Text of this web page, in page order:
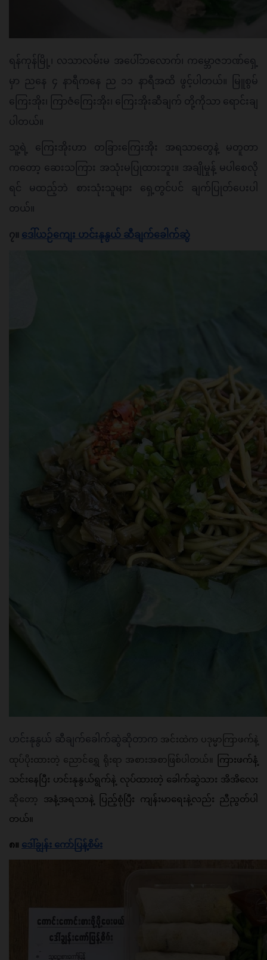
ရန်ကုန်မြို့၊ လသာလမ်းမ အပေါ်ဘလောက်၊ ကမ္ဘောဇဘဏ်ရှေ့
မှာ ညနေ ၄ နာရီကနေ ည ၁၁ နာရီအထိ ဖွင့်ပါတယ်။ မြူစွမ်
ကြေးအိုး၊ ကြာဇံကြေးအိုး၊ ကြေးအိုးဆီချက် တို့ကိုသာ ရောင်းချ
ပါတယ်။
သူ့ရဲ့ ကြေးအိုးဟာ တခြားကြေးအိုး အရသာတွေနဲ့ မတူတာ
ကတော့ ဆေးသကြား အသုံးမပြုထားဘူး။ အချိုမှုန့် မပါစေလို
ရင် မထည့်ဘဲ စားသုံးသူများ ရှေ့တွင်ပင် ချက်ပြုတ်ပေးပါ
တယ်။
၇။ ဒေါ်ယဉ်ကျေး ဟင်းနုနွယ် ဆီချက်ခေါက်ဆွဲ
ဟင်းနုနွယ် ဆီချက်ခေါက်ဆွဲဆိုတာက အင်းထဲက ပဒုမ္မာကြာဖက်နဲ့
ထုပ်ပိုးထားတဲ့ ညောင်ရွှေ ရိုးရာ အစားအစာဖြစ်ပါတယ်။
ကြားဖက်နံ့
သင်းနေပြီး ဟင်းနုနွယ်ရွက်နဲ့ လုပ်ထားတဲ့ ခေါက်ဆွဲသား အိအိ​လေး
ဆိုတော့
​​​​​​​အနံ့အရသာနဲ့ ပြည့်စုံပြီး ကျန်းမာ​ရေးနဲ့လည်း ညီညွတ်ပါ
တယ်။
၈။ ဒေါ်ချွန်း ကော်ပြန့်စိမ်း